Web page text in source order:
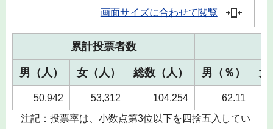
画面サイズに合わせて閲覧
累計投票者数
男（人） 女（人） 総数（人） 男（％） 女
50,942 53,312 104,254
62.11
注記：投票率は、小数点第3位以下を四捨五入してい